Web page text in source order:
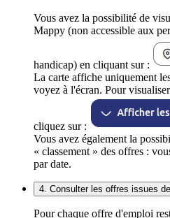
Vous avez la possibilité de
Mappy (non accessible aux
handicap) en cliquant sur :
La carte affiche uniquement
voyez à l'écran. Pour
cliquez sur :
Vous avez également la
« classement » des offres :
par date.
4. Consulter les offres issues
Pour chaque offre d'emploi